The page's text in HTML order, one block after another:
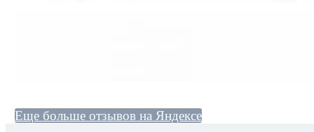
Еще больше отзывов на Яндексе